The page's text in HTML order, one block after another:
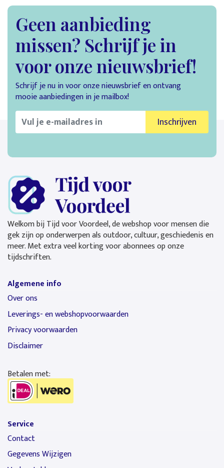
Geen aanbieding
missen? Schrijf je in
voor onze nieuwsbrief!
Schrijf je nu in voor onze nieuwsbrief en ontvang
mooie aanbiedingen in je mailbox!
Inschrijven
Welkom bij Tijd voor Voordeel, de webshop voor mensen die
gek zijn op onderwerpen als outdoor, cultuur, geschiedenis en
meer. Met extra veel korting voor abonnees op onze
tijdschriften.
Algemene info
Over ons
Leverings- en webshopvoorwaarden
Privacy voorwaarden
Disclaimer
Betalen met:
Service
Contact
Gegevens Wijzigen